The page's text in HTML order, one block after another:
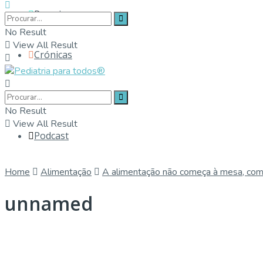
Parceiros
Crónicas
Contactos
Podcast
No Result
View All Result
No Result
View All Result
Home Alimentação A alimentação não começa à mesa,
unnamed